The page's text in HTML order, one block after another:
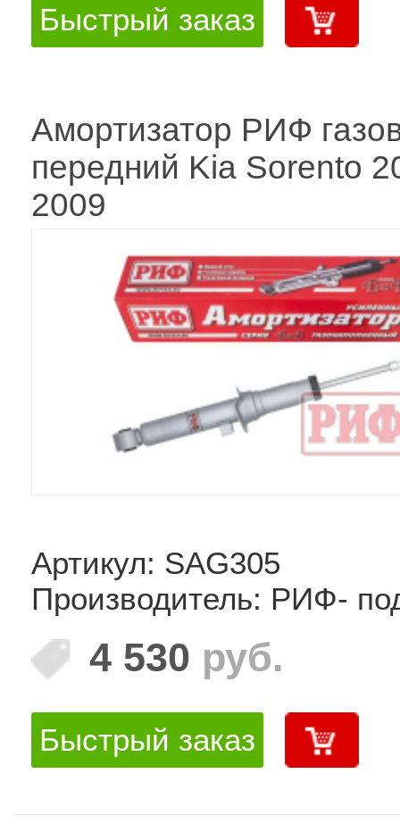
Быстрый заказ
Амортизатор РИФ
передний Kia Sorento
2009
Артикул: SAG305
Производитель: РИФ-
4 530 руб.
Быстрый заказ